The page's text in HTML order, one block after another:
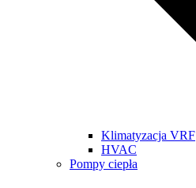
Klimatyzacja VRF
HVAC
Pompy ciepła